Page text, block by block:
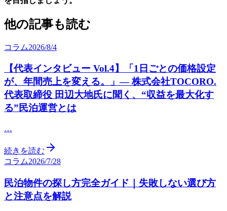
他の記事も読む
コラム2026/8/4
【代表インタビュー Vol.4】「1日ごとの価格設定
が、年間売上を変える。」— 株式会社TOCORO.
代表取締役 田辺大地氏に聞く、“収益を最大化す
る”民泊運営とは
…
続きを読む
コラム2026/7/28
民泊物件の探し方完全ガイド｜失敗しない選び方
と注意点を解説